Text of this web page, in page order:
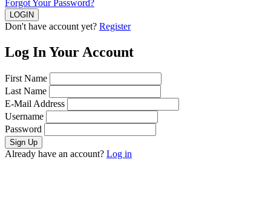
Forgot Your Password?
Don't have account yet? Register
Log In Your Account
First Name
Last Name
E-Mail Address
Username
Password
Already have an account? Log in